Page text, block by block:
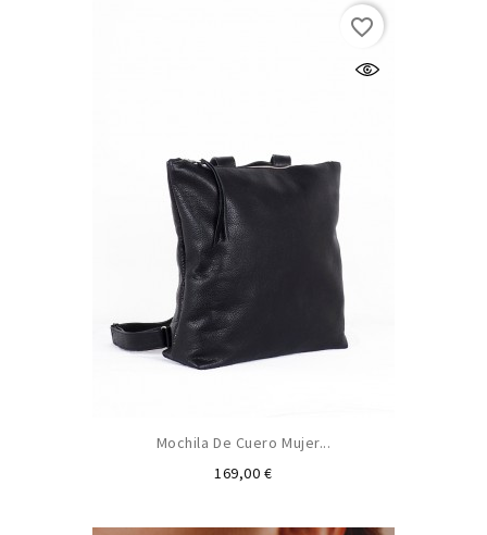
Mochila De Cuero Mujer...
169,00 €Preu
favorite_border